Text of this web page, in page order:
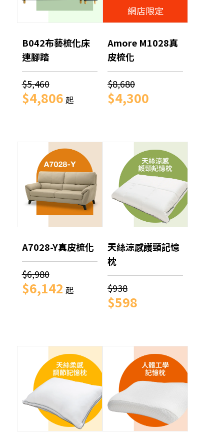
B042布藝梳化床
連腳踏
$5,460
$4,806 起
網店限定
Amore M1028真
皮梳化
$8,680
$4,300
A7028-Y真皮梳化
$6,980
$6,142 起
天絲涼感護頸記憶
枕
$938
$598